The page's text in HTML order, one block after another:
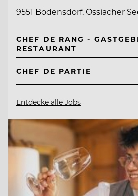
9551 Bodensdorf, Ossiacher
CHEF DE RANG -
RESTAURANT
CHEF DE PARTIE
Entdecke alle Jobs